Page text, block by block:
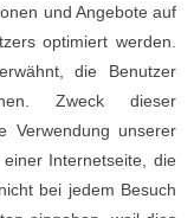
und Angebote auf
optimiert werden.
die Benutzer
Zweck dieser
Verwendung unserer
Internetseite, die
bei jedem Besuch